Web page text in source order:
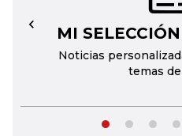
MI
Noticias
temas
←